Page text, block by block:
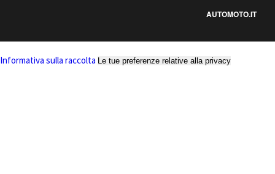
AUTOMOTO.IT
Informativa sulla raccolta Le tue preferenze relative alla privacy